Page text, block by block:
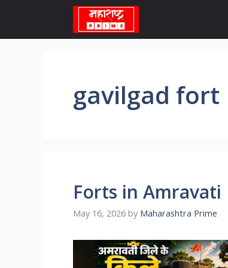
content
gavilgad fort
Forts in Amravati
May 16, 2026 by Maharashtra Prime